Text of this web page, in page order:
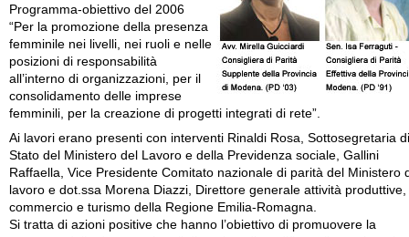
Programma-obiettivo del 2006
“Per la promozione della presenza
femminile nei livelli, nei ruoli e nelle
posizioni di responsabilità
all’interno di organizzazioni, per il
consolidamento delle imprese
femminili, per la creazione di progetti integrati di rete”.
Ai lavori erano presenti con interventi Rinaldi Rosa, Sottosegretaria di
Stato del Ministero del Lavoro e della Previdenza sociale, Gallini
Raffaella, Vice Presidente Comitato nazionale di parità del Ministero
lavoro e dot.ssa Morena Diazzi, Direttore generale attività produttive,
commercio e turismo della Regione Emilia-Romagna.
Si tratta di azioni positive che hanno l’obiettivo di promuovere la